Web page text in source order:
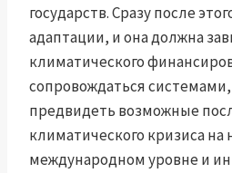
государств. Сразу после
адаптации, и она должна
климатического
сопровождаться
предвидеть возможные
климатического кризиса
международном уровне и